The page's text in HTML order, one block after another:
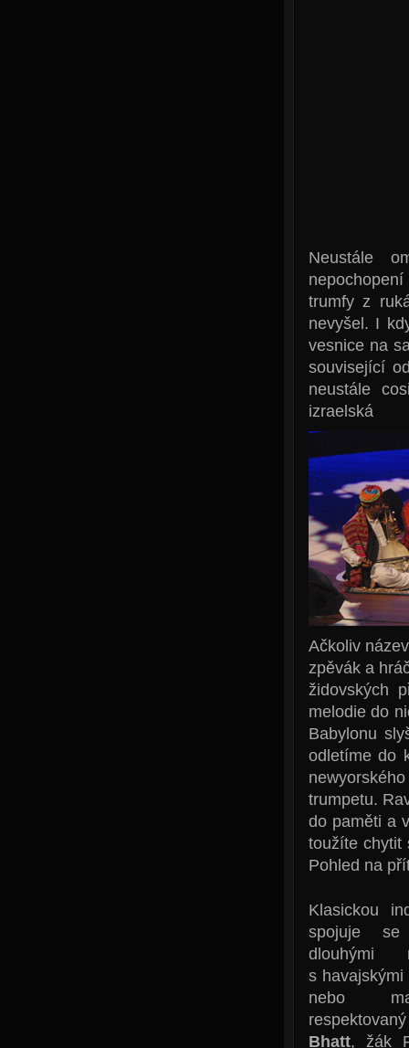
Neustále
trumfy z
nevyšel. I
vesnice na
související
neustále
Ačkoliv
zpěvák a
židovských
melodie do
Babylonu
odletíme do
trumpetu.
do paměti a
toužíte chytit
Pohled na
Klasickou
spojuje
dlouhými
s
nebo
Bhatt, žák